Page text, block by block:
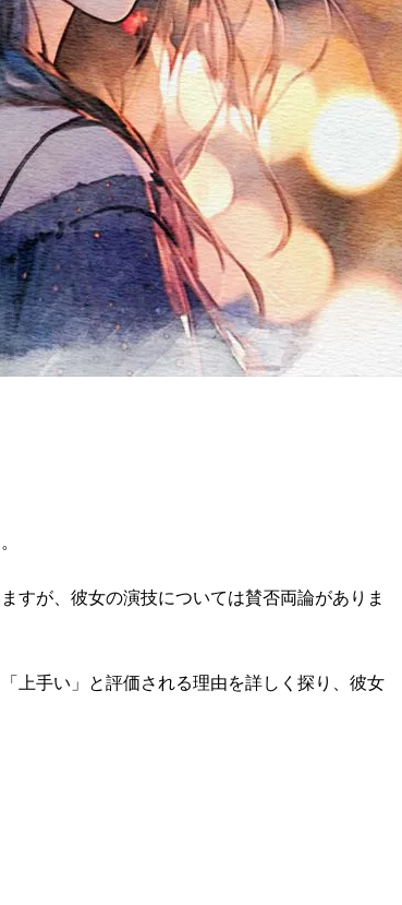
すが、彼女の演技については賛否両論がありま
上手い」と評価される理由を詳しく探り、彼女